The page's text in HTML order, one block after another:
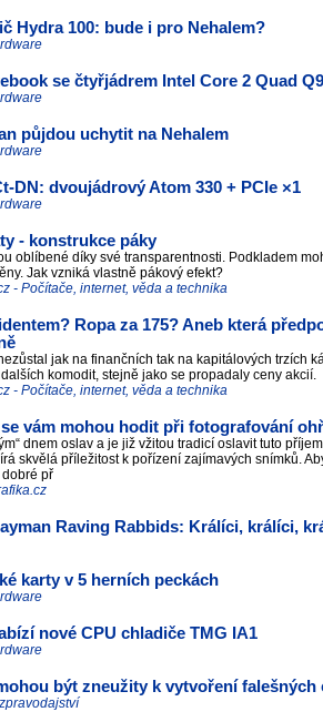
Hydra 100: bude i pro Nehalem?
se čtyřjádrem Intel Core 2 Quad
půjdou uchytit na Nehalem
DN: dvoujádrový Atom 330 + PCIe ×1
- konstrukce páky
oblíbené díky své transparentnosti. Podkladem
Jak vzniká vlastně pákový efekt?
- Počítače, internet, věda a technika
Ropa za 175? Aneb která
jak na finančních tak na kapitálových trzích
komodit, stejně jako se propadaly ceny akcií.
- Počítače, internet, věda a technika
se vám mohou hodit při fotografování
dnem oslav a je již vžitou tradicí oslavit tuto
skvělá příležitost k pořízení zajímavých snímků.
př
Raving Rabbids: Králíci, králíci,
karty v 5 herních peckách
nové CPU chladiče TMG IA1
být zneužity k vytvoření falešných